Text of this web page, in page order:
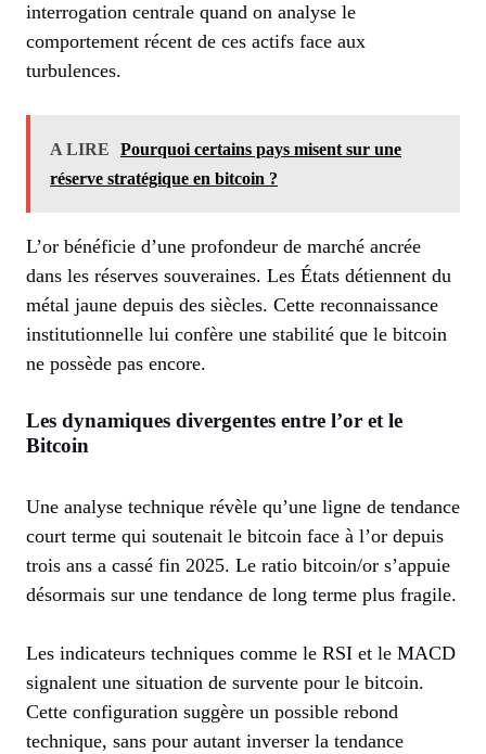
interrogation centrale quand on analyse le
comportement récent de ces actifs face aux
turbulences.
A LIRE
Pourquoi certains pays misent sur une
réserve stratégique en bitcoin ?
L’or bénéficie d’une profondeur de marché ancrée
dans les réserves souveraines. Les États détiennent du
métal jaune depuis des siècles. Cette reconnaissance
institutionnelle lui confère une stabilité que le bitcoin
ne possède pas encore.
Les dynamiques divergentes entre l’or et le
Bitcoin
Une analyse technique révèle qu’une ligne de tendance
court terme qui soutenait le bitcoin face à l’or depuis
trois ans a cassé fin 2025. Le ratio bitcoin/or s’appuie
désormais sur une tendance de long terme plus fragile.
Les indicateurs techniques comme le RSI et le MACD
signalent une situation de survente pour le bitcoin.
Cette configuration suggère un possible rebond
technique, sans pour autant inverser la tendance